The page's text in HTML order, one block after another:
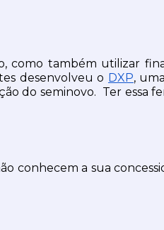
como também utilizar
desenvolveu o DXP,
do seminovo.  Ter essa
conhecem a sua